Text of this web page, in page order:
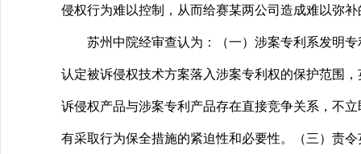
侵权行为难以控制，从而给赛某两公司造成难以弥
苏州中院经审查认为：（一）涉案专利系发明专
认定被诉侵权技术方案落入涉案专利权的保护范围
诉侵权产品与涉案专利产品存在直接竞争关系，不
有采取行为保全措施的紧迫性和必要性。（三）责